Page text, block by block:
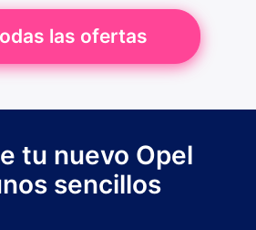
las ofertas
tu nuevo Opel
sencillos